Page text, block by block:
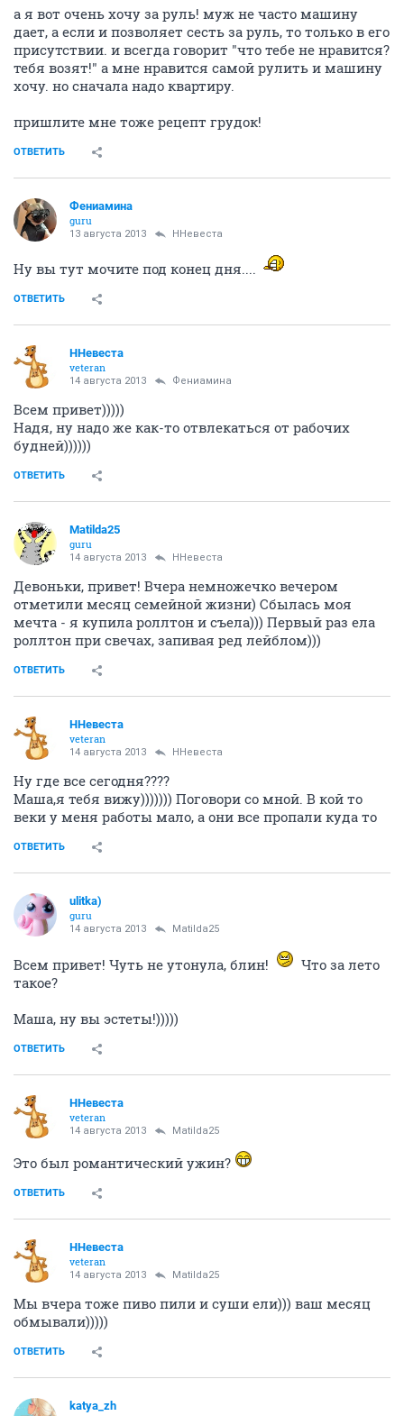
а я вот очень хочу за руль! муж не часто машину
дает, а если и позволяет сесть за руль, то только в его
присутствии. и всегда говорит "что тебе не нравится?
тебя возят!" а мне нравится самой рулить и машину
хочу. но сначала надо квартиру.
пришлите мне тоже рецепт грудок!
ОТВЕТИТЬ
Фениамина
guru
13 августа 2013 ННевеста
Ну вы тут мочите под конец дня....
ОТВЕТИТЬ
ННевеста
veteran
14 августа 2013 Фениамина
Всем привет)))))
Надя, ну надо же как-то отвлекаться от рабочих
будней))))))
ОТВЕТИТЬ
Matilda25
guru
14 августа 2013 ННевеста
Девоньки, привет! Вчера немножечко вечером
отметили месяц семейной жизни) Сбылась моя
мечта - я купила роллтон и съела))) Первый раз ела
роллтон при свечах, запивая ред лейблом)))
ОТВЕТИТЬ
ННевеста
veteran
14 августа 2013 ННевеста
Ну где все сегодня????
Маша,я тебя вижу))))))) Поговори со мной. В кой то
веки у меня работы мало, а они все пропали куда то
ОТВЕТИТЬ
ulitka)
guru
14 августа 2013 Matilda25
Всем привет! Чуть не утонула, блин!
Что за лето
такое?
Маша, ну вы эстеты!)))))
ОТВЕТИТЬ
ННевеста
veteran
14 августа 2013 Matilda25
Это был романтический ужин?
ОТВЕТИТЬ
ННевеста
veteran
14 августа 2013 Matilda25
Мы вчера тоже пиво пили и суши ели))) ваш месяц
обмывали)))))
ОТВЕТИТЬ
katya_zh